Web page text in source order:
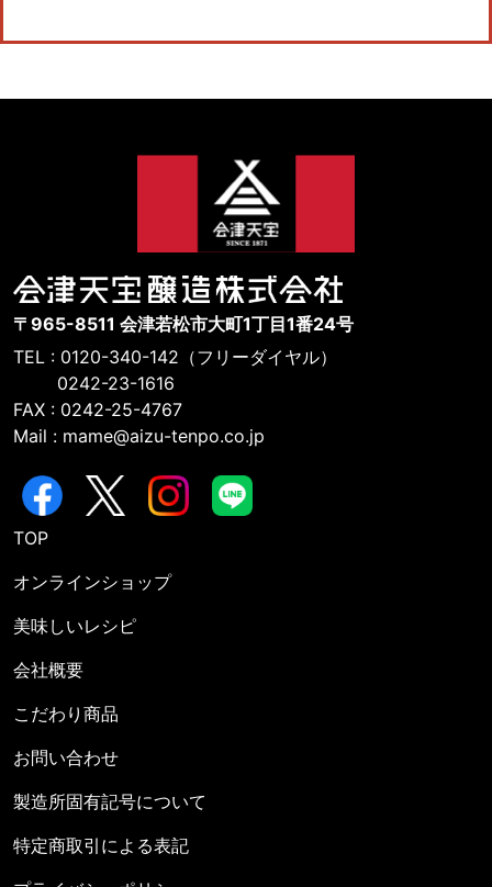
〒965-8511 会津若松市大町1丁目1番24号
TEL : 0120-340-142（フリーダイヤル）
0242-23-1616
FAX : 0242-25-4767
Mail : mame@aizu-tenpo.co.jp
TOP
オンラインショップ
美味しいレシピ
会社概要
こだわり商品
お問い合わせ
製造所固有記号について
特定商取引による表記